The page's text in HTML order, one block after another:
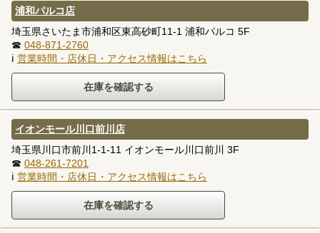
浦和パルコ店
埼玉県さいたま市浦和区東高砂町11-1 浦和パルコ 5F
☎ 048-871-2760
ℹ 営業時間・店休日・アクセス情報はこちら
イオンモール川口前川店
埼玉県川口市前川1-1-11 イオンモール川口前川 3F
☎ 048-261-7201
ℹ 営業時間・店休日・アクセス情報はこちら